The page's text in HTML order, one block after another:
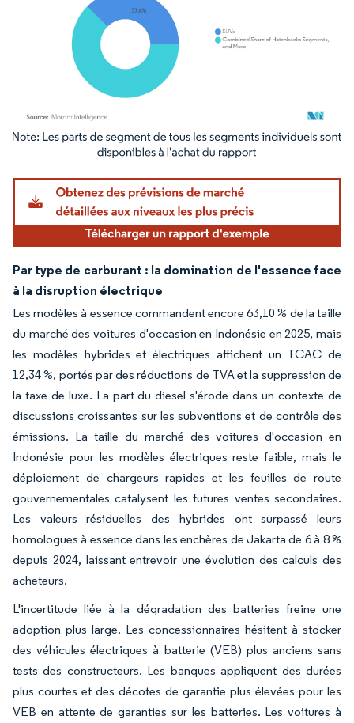
Image © Mordor Intelligence. La réutilisation nécessite une attribution sous CC BY
Par type de carburant : la domination de l'essence face
à la disruption électrique
Les modèles à essence commandent encore 63,10 % de la taille
du marché des voitures d'occasion en Indonésie en 2025, mais
les modèles hybrides et électriques affichent un TCAC de
12,34 %, portés par des réductions de TVA et la suppression de
la taxe de luxe. La part du diesel s'érode dans un contexte de
discussions croissantes sur les subventions et de contrôle des
émissions. La taille du marché des voitures d'occasion en
Indonésie pour les modèles électriques reste faible, mais le
déploiement de chargeurs rapides et les feuilles de route
gouvernementales catalysent les futures ventes secondaires.
Les valeurs résiduelles des hybrides ont surpassé leurs
homologues à essence dans les enchères de Jakarta de 6 à 8 %
depuis 2024, laissant entrevoir une évolution des calculs des
acheteurs.
L'incertitude liée à la dégradation des batteries freine une
adoption plus large. Les concessionnaires hésitent à stocker
des véhicules électriques à batterie (VEB) plus anciens sans
tests des constructeurs. Les banques appliquent des durées
plus courtes et des décotes de garantie plus élevées pour les
VEB en attente de garanties sur les batteries. Les voitures à